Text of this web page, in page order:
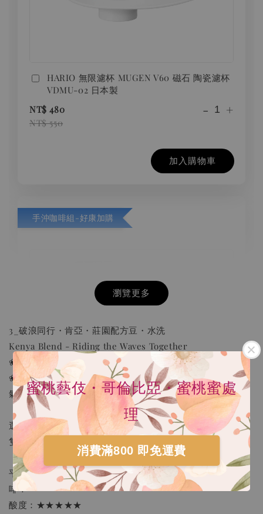
蜜桃藝伎・哥倫比亞・蜜桃蜜處
理
消費滿800 即免運費
HARIO 無限濾杯 MUGEN V60 磁石 陶瓷濾杯
VDMU-02 日本製
NT$ 480
NT$ 550
- +
加入購物車
手沖咖啡組-好康加購
HARIO V60 02樹脂 灰白手沖咖啡壺組 VCSD-
02-PGR
NT$ 300
+
瀏覽更多
3_破浪同行・肯亞・莊園配方豆・水洗
Kenya Blend - Riding the Waves Together
❀︱焙度︱淺中焙
❀︱自評風味︱蔗糖、蜂蜜蛋糕、洛神花茶，風味飽滿，香
氣悠長。
選用肯亞豆特有的鮮明酸質與濃郁風味，如同乘風破浪的船
隻，無論前方有多少挑戰，這杯咖啡，會陪你一起前行。
「蔗糖、蜂蜜蛋糕、洛神花茶，風味飽滿，香氣悠長；細緻
平衡的酸甜表現。」來杯乳脂感與莓果酸質平衡、穩重的咖
啡！
酸度：★★★★★